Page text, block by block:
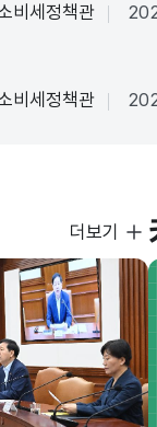
비세정책관
비세정책관
사진뉴스
더보기